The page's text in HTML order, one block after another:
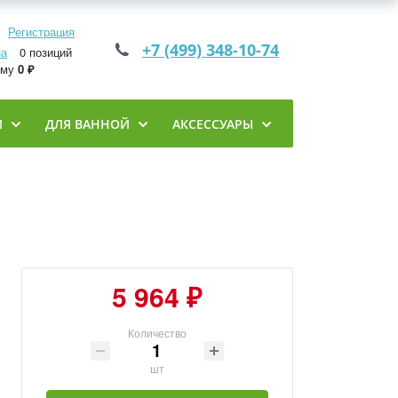
Регистрация
0 позиций
0 ₽
+7 (499) 348-10-74
ДЛЯ ВАННОЙ АКСЕССУАРЫ
5 964 ₽
Количество
шт